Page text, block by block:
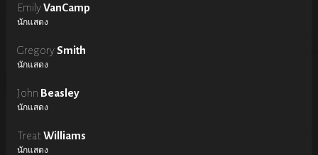
EmilyVanCamp
นักแสดง
GregorySmith
นักแสดง
John Beasley
นักแสดง
TreatWilliams
นักแสดง